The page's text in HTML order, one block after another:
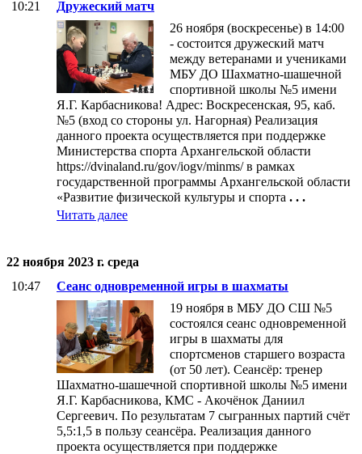
10:21
Дружеский матч
26 ноября (воскресенье) в 14:00
- состоится дружеский матч
между ветеранами и учениками
МБУ ДО Шахматно-шашечной
спортивной школы №5 имени
Я.Г. Карбасникова! Адрес: Воскресенская, 95, каб.
№5 (вход со стороны ул. Нагорная) Реализация
данного проекта осуществляется при поддержке
Министерства спорта Архангельской области
https://dvinaland.ru/gov/iogv/minms/ в рамках
государственной программы Архангельской области
«Развитие физической культуры и спорта . . .
Читать далее
22 ноября 2023 г. среда
10:47
Сеанс одновременной игры в шахматы
19 ноября в МБУ ДО СШ №5
состоялся сеанс одновременной
игры в шахматы для
спортсменов старшего возраста
(от 50 лет). Сеансёр: тренер
Шахматно-шашечной спортивной школы №5 имени
Я.Г. Карбасникова, КМС - Акочёнок Даниил
Сергеевич. По результатам 7 сыгранных партий счёт
5,5:1,5 в пользу сеансёра. Реализация данного
проекта осуществляется при поддержке